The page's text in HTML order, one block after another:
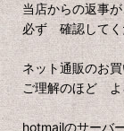
当店からの返事
必ず 確認してく
ネット通販のお
ご理解のほど よ
hotmailのサーバ